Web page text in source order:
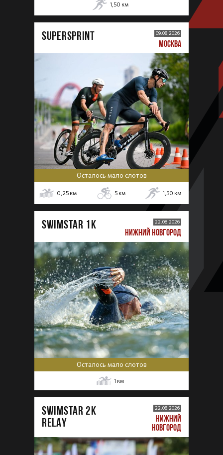
1,50 км
SUPERSPRINT 09.08.2026
МОСКВА
Осталось мало слотов
0,25 км 5 км 1,50 км
SWIMSTAR 1K 22.08.2026
НИЖНИЙ НОВГОРОД
Осталось мало слотов
1 км
SWIMSTAR 2K
RELAY
22.08.2026
НИЖНИЙ
НОВГОРОД